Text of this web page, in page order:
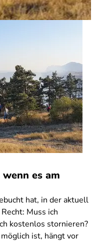
es am
hat, in der aktuell
Muss ich
kostenlos stornieren?
ist, hängt vor